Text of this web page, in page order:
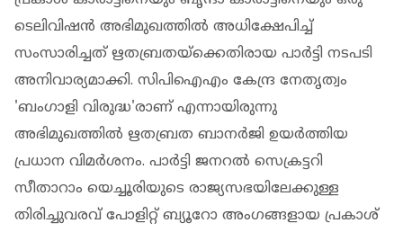
ടെലിവിഷൻ അഭിമുഖത്തിൽ അധിക്ഷേപിച്ച്
സംസാരിച്ചത് ഋതബ്രതയ്ക്കെതിരായ പാർട്ടി നടപടി
അനിവാര്യമാക്കി. സിപിഐഎം കേന്ദ്ര നേതൃത്വം
'ബംഗാളി വിരുദ്ധ'രാണ് എന്നായിരുന്നു
അഭിമുഖത്തിൽ ഋതബ്രത ബാനർജി ഉയർത്തിയ
പ്രധാന വിമർശനം. പാർട്ടി ജനറൽ സെക്രട്ടറി
സീതാറാം യെച്ചൂരിയുടെ രാജ്യസഭയിലേക്കുള്ള
തിരിച്ചുവരവ് പോളിറ്റ് ബ്യൂറോ അംഗങ്ങളായ പ്രകാശ്